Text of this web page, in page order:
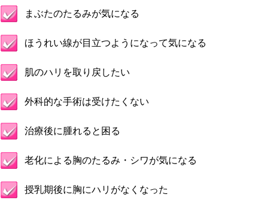
まぶたのたるみが気になる
ほうれい線が目立つようになって気になる
肌のハリを取り戻したい
外科的な手術は受けたくない
治療後に腫れると困る
老化による胸のたるみ・シワが気になる
授乳期後に胸にハリがなくなった